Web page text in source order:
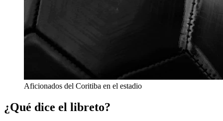
Aficionados del Coritiba en el estadio
¿Qué dice el libreto?